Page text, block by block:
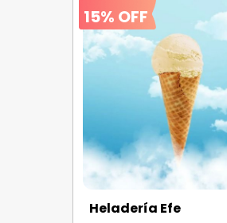
15% OFF
Heladería Efe